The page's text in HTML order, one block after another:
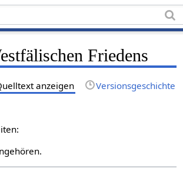
Friedens
anzeigen Versionsgeschichte